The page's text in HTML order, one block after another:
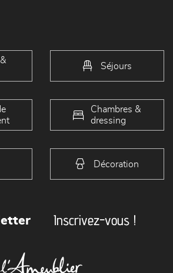
Séjours
Chambres &
dressing
Décoration
Inscrivez-vous !